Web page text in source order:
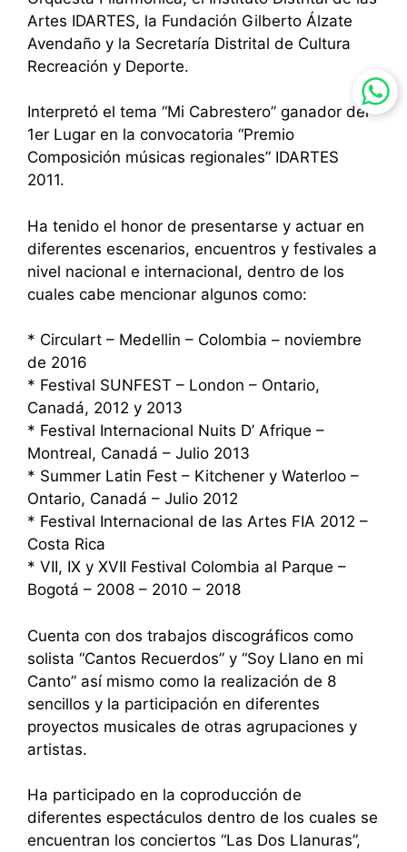
Artes IDARTES, la Fundación Gilberto Álzate
Avendaño y la Secretaría Distrital de Cultura
Recreación y Deporte.
Interpretó el tema “Mi Cabrestero” ganador del
1er Lugar en la convocatoria “Premio
Composición músicas regionales” IDARTES
2011.
Ha tenido el honor de presentarse y actuar en
diferentes escenarios, encuentros y festivales a
nivel nacional e internacional, dentro de los
cuales cabe mencionar algunos como:
* Circulart – Medellin – Colombia – noviembre
de 2016
* Festival SUNFEST – London – Ontario,
Canadá, 2012 y 2013
* Festival Internacional Nuits D’ Afrique –
Montreal, Canadá – Julio 2013
* Summer Latin Fest – Kitchener y Waterloo –
Ontario, Canadá – Julio 2012
* Festival Internacional de las Artes FIA 2012 –
Costa Rica
* VII, IX y XVII Festival Colombia al Parque –
Bogotá – 2008 – 2010 – 2018
Cuenta con dos trabajos discográficos como
solista “Cantos Recuerdos” y “Soy Llano en mi
Canto” así mismo como la realización de 8
sencillos y la participación en diferentes
proyectos musicales de otras agrupaciones y
artistas.
Ha participado en la coproducción de
diferentes espectáculos dentro de los cuales se
encuentran los conciertos “Las Dos Llanuras”,